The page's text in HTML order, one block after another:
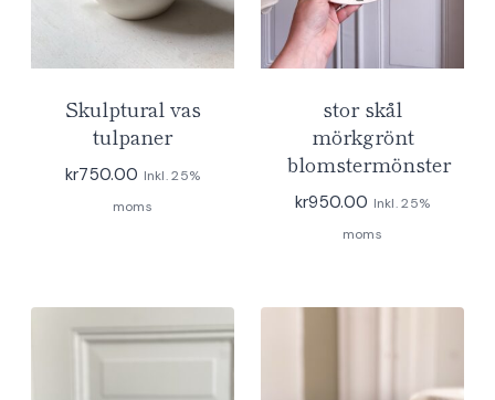
Skulptural vas
tulpaner
kr750.00 Inkl. 25%
moms
stor skål
mörkgrönt
blomstermönster
kr950.00 Inkl. 25%
moms